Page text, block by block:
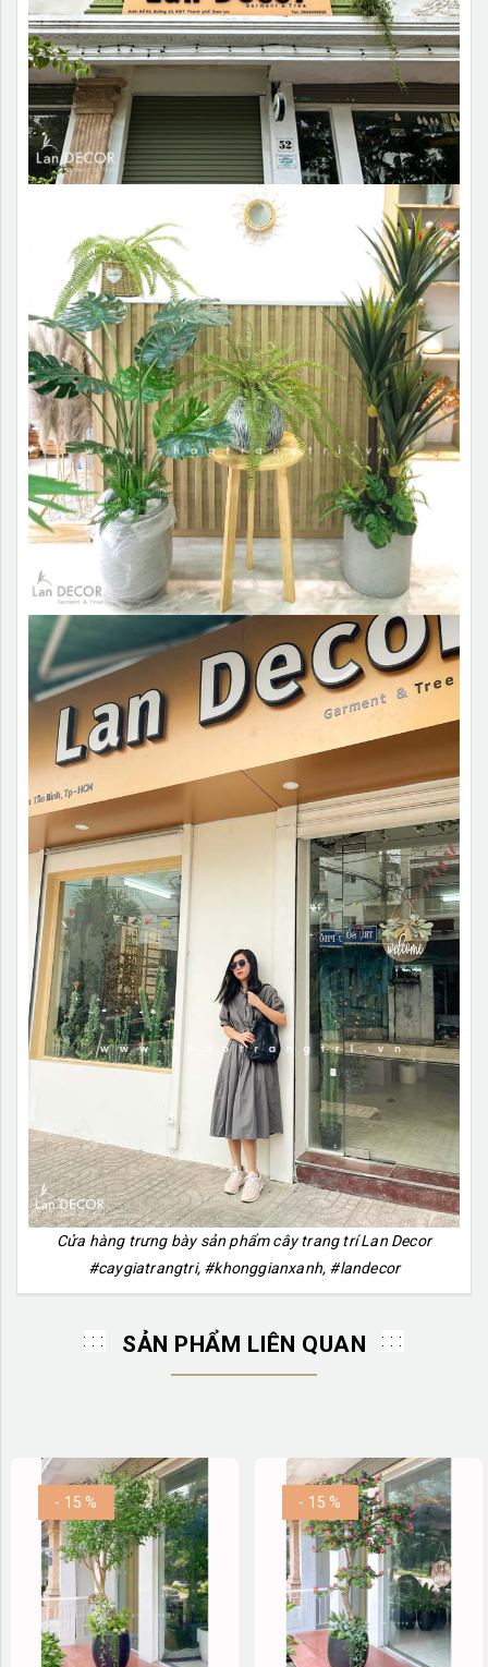
Cửa hàng trưng bày sản phẩm cây trang trí Lan Decor
#caygiatrangtri, #khonggianxanh, #landecor
SẢN PHẨM LIÊN QUAN
- 15 % - 15 %